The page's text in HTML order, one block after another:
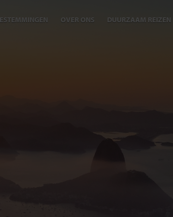
OVER ONS DUURZAAM REIZEN